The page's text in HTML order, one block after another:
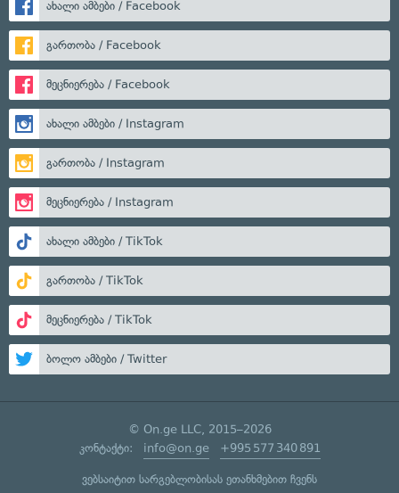
ახალი ამბები / Facebook
გართობა / Facebook
მეცნიერება / Facebook
ახალი ამბები / Instagram
გართობა / Instagram
მეცნიერება / Instagram
ახალი ამბები / TikTok
გართობა / TikTok
მეცნიერება / TikTok
ბოლო ამბები / Twitter
© On.ge LLC, 2015–2026
კონტაქტი: info@on.ge +995 577 340 891
ვებსაიტით სარგებლობისას ეთანხმებით ჩვენს